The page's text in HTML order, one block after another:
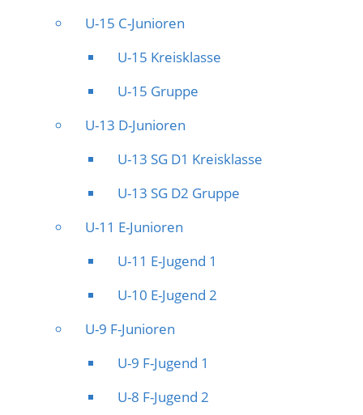
U-15 C-Junioren
U-15 Kreisklasse
U-15 Gruppe
U-13 D-Junioren
U-13 SG D1 Kreisklasse
U-13 SG D2 Gruppe
U-11 E-Junioren
U-11 E-Jugend 1
U-10 E-Jugend 2
U-9 F-Junioren
U-9 F-Jugend 1
U-8 F-Jugend 2